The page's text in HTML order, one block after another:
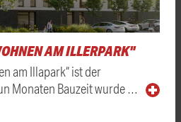
AM ILLERPARK"
am Illapark“ ist der
Monaten Bauzeit wurde …